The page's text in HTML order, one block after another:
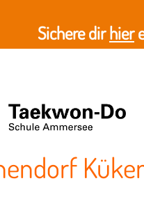
Sichere dirhier